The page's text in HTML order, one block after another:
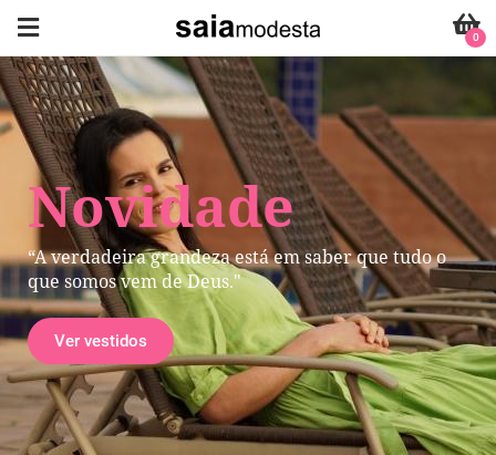
Novidade
“A verdadeira grandeza está em saber que tudo o
que somos vem de Deus."
Ver vestidos
0